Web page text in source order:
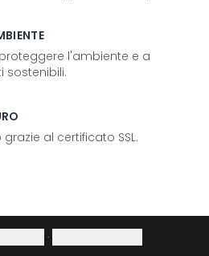
l'ambiente e a
sostenibili.
al certificato SSL.
·